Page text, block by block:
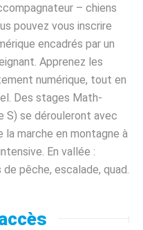
– chiens
pouvez vous inscrire
encadrés par un
Apprenez les
numérique, tout en
Des stages Math-
S) se dérouleront avec
marche en montagne à
En vallée :
pêche, escalade, quad.